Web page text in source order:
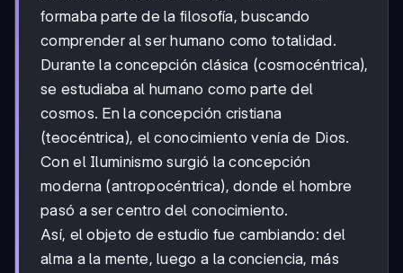
formaba parte de la filosofía, buscando
comprender al ser humano como totalidad.
Durante la concepción clásica (cosmocéntrica),
se estudiaba al humano como parte del
cosmos. En la concepción cristiana
(teocéntrica), el conocimiento venía de Dios.
Con el Iluminismo surgió la concepción
moderna (antropocéntrica), donde el hombre
pasó a ser centro del conocimiento.
Así, el objeto de estudio fue cambiando: del
alma a la mente, luego a la conciencia, más